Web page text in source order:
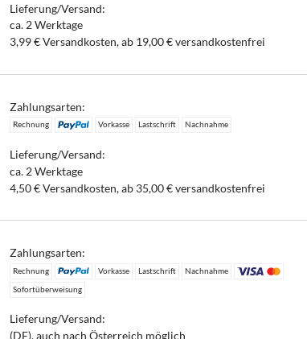
Lieferung/Versand:
ca. 2 Werktage
3,99 € Versandkosten, ab 19,00 € versandkostenfrei
Zahlungsarten:
Rechnung Vorkasse Lastschrift Nachnahme
Lieferung/Versand:
ca. 2 Werktage
4,50 € Versandkosten, ab 35,00 € versandkostenfrei
Zahlungsarten:
Rechnung Vorkasse Lastschrift
Nachnahme
Sofortüberweisung
Lieferung/Versand:
(DE), auch nach Österreich möglich